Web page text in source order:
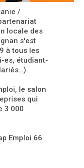
/
locale des
s'est
à tous les
es, étudiant-
le salon
qui
3 000
Emploi 66